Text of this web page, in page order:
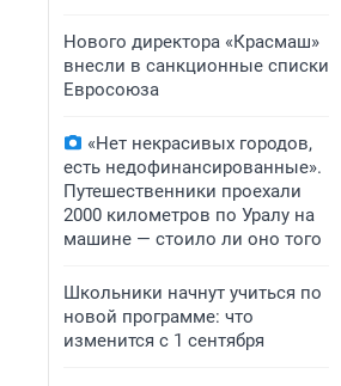
Нового директора «Красмаш»
внесли в санкционные списки
Евросоюза
«Нет некрасивых городов,
есть недофинансированные».
Путешественники проехали
2000 километров по Уралу на
машине — стоило ли оно того
Школьники начнут учиться по
новой программе: что
изменится с 1 сентября